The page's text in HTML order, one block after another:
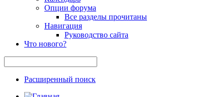
Опции форума
Все разделы прочитаны
Навигация
Руководство сайта
Что нового?
Расширенный поиск